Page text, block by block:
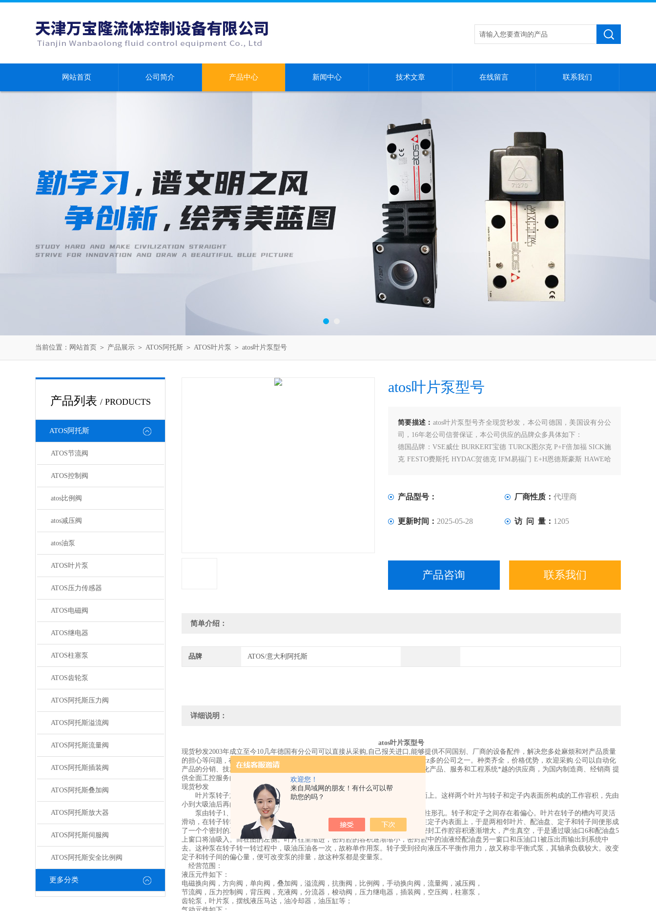
欢迎您！
来自局域网的朋友！有什么可以帮
助您的吗？
网站首页 公司简介 产品中心 新闻中心 技术文章 在线留言 联系我们
当前位置： 网站首页 ＞ 产品展示 ＞ ATOS阿托斯 ＞ ATOS叶片泵 ＞ atos叶片泵型号
产品列表 / PRODUCTS
ATOS阿托斯
ATOS节流阀
ATOS控制阀
atos比例阀
atos减压阀
atos油泵
ATOS叶片泵
ATOS压力传感器
ATOS电磁阀
ATOS继电器
ATOS柱塞泵
ATOS齿轮泵
ATOS阿托斯压力阀
ATOS阿托斯溢流阀
ATOS阿托斯流量阀
ATOS阿托斯插装阀
ATOS阿托斯叠加阀
ATOS阿托斯放大器
ATOS阿托斯伺服阀
ATOS阿托斯安全比例阀
更多分类
atos叶片泵型号
简要描述： atos叶片泵型号齐全现货秒发，本公司德国，美国设有分公
司，16年老公司信誉保证，本公司供应的品牌众多具体如下：
德国品牌：VSE威仕 BURKERT宝德 TURCK图尔克 P+F倍加福 SICK施
克 FESTO费斯托 HYDAC贺德克 IFM易福门 E+H恩德斯豪斯 HAWE哈
产品型号： 厂商性质： 代理商
更新时间： 2025-05-28 访 问 量： 1205
产品咨询 联系我们
简单介绍：
品牌 ATOS/意大利阿托斯
详细说明：
atos叶片泵型号
现货秒发2003年成立至今10几年德国有分公司可以直接从采购,自己报关进口,能够提供不同国别、厂商的设备配件，解决您多处麻烦和对产品质量
的担心等问题 , 在价格上我们有很大的优势，公司备有大量的现货，是国内库存量z多的公司之一。种类齐全，价格优势，欢迎采购.公司以自动化
产品的分销、技术支持、工程设计、系统集成为主要经营范围。将 作为全面自动化产品、服务和工程系统*越的供应商，为国内制造商、经销商 提
供全面工控服务的公司。
现货秒发
叶片泵转子旋转时，叶片在离心力和压力油的作用下，尖部紧贴在定子内表面上。这样两个叶片与转子和定子内表面所构成的工作容积，先由
小到大吸油后再由大到小排油，叶片旋转一周时，完成一次吸油与排油。
泵由转子1、定子2、叶片3、配油盘和端盖等部件所组成。定子的内表面是圆柱形孔。转子和定子之间存在着偏心。叶片在转子的槽内可灵活
滑动，在转子转动时的离心力以及通入叶片根部压力油的作用下，叶片顶部贴紧在定子内表面上，于是两相邻叶片、配油盘、定子和转子间便形成
了一个个密封的工作腔。当转子按逆时针方向旋转时，图右侧的叶片向外伸出，密封工作腔容积逐渐增大，产生真空，于是通过吸油口6和配油盘5
上窗口将油吸入。而在图的左侧。叶片往里缩进，密封腔的容积逐渐缩小，密封腔中的油液经配油盘另一窗口和压油口1被压出而输出到系统中
去。这种泵在转子转一转过程中，吸油压油各一次，故称单作用泵。转子受到径向液压不平衡作用力，故又称非平衡式泵，其轴承负载较大。改变
定子和转子间的偏心量，便可改变泵的排量，故这种泵都是变量泵。
经营范围：
液压元件如下：
电磁换向阀，方向阀，单向阀，叠加阀，溢流阀，抗衡阀，比例阀，手动换向阀，流量阀，减压阀，
节流阀，压力控制阀，背压阀，充液阀，分流器，梭动阀，压力继电器，插装阀，空压阀，柱塞泵，
齿轮泵，叶片泵，摆线液压马达，油冷却器，油压缸等；